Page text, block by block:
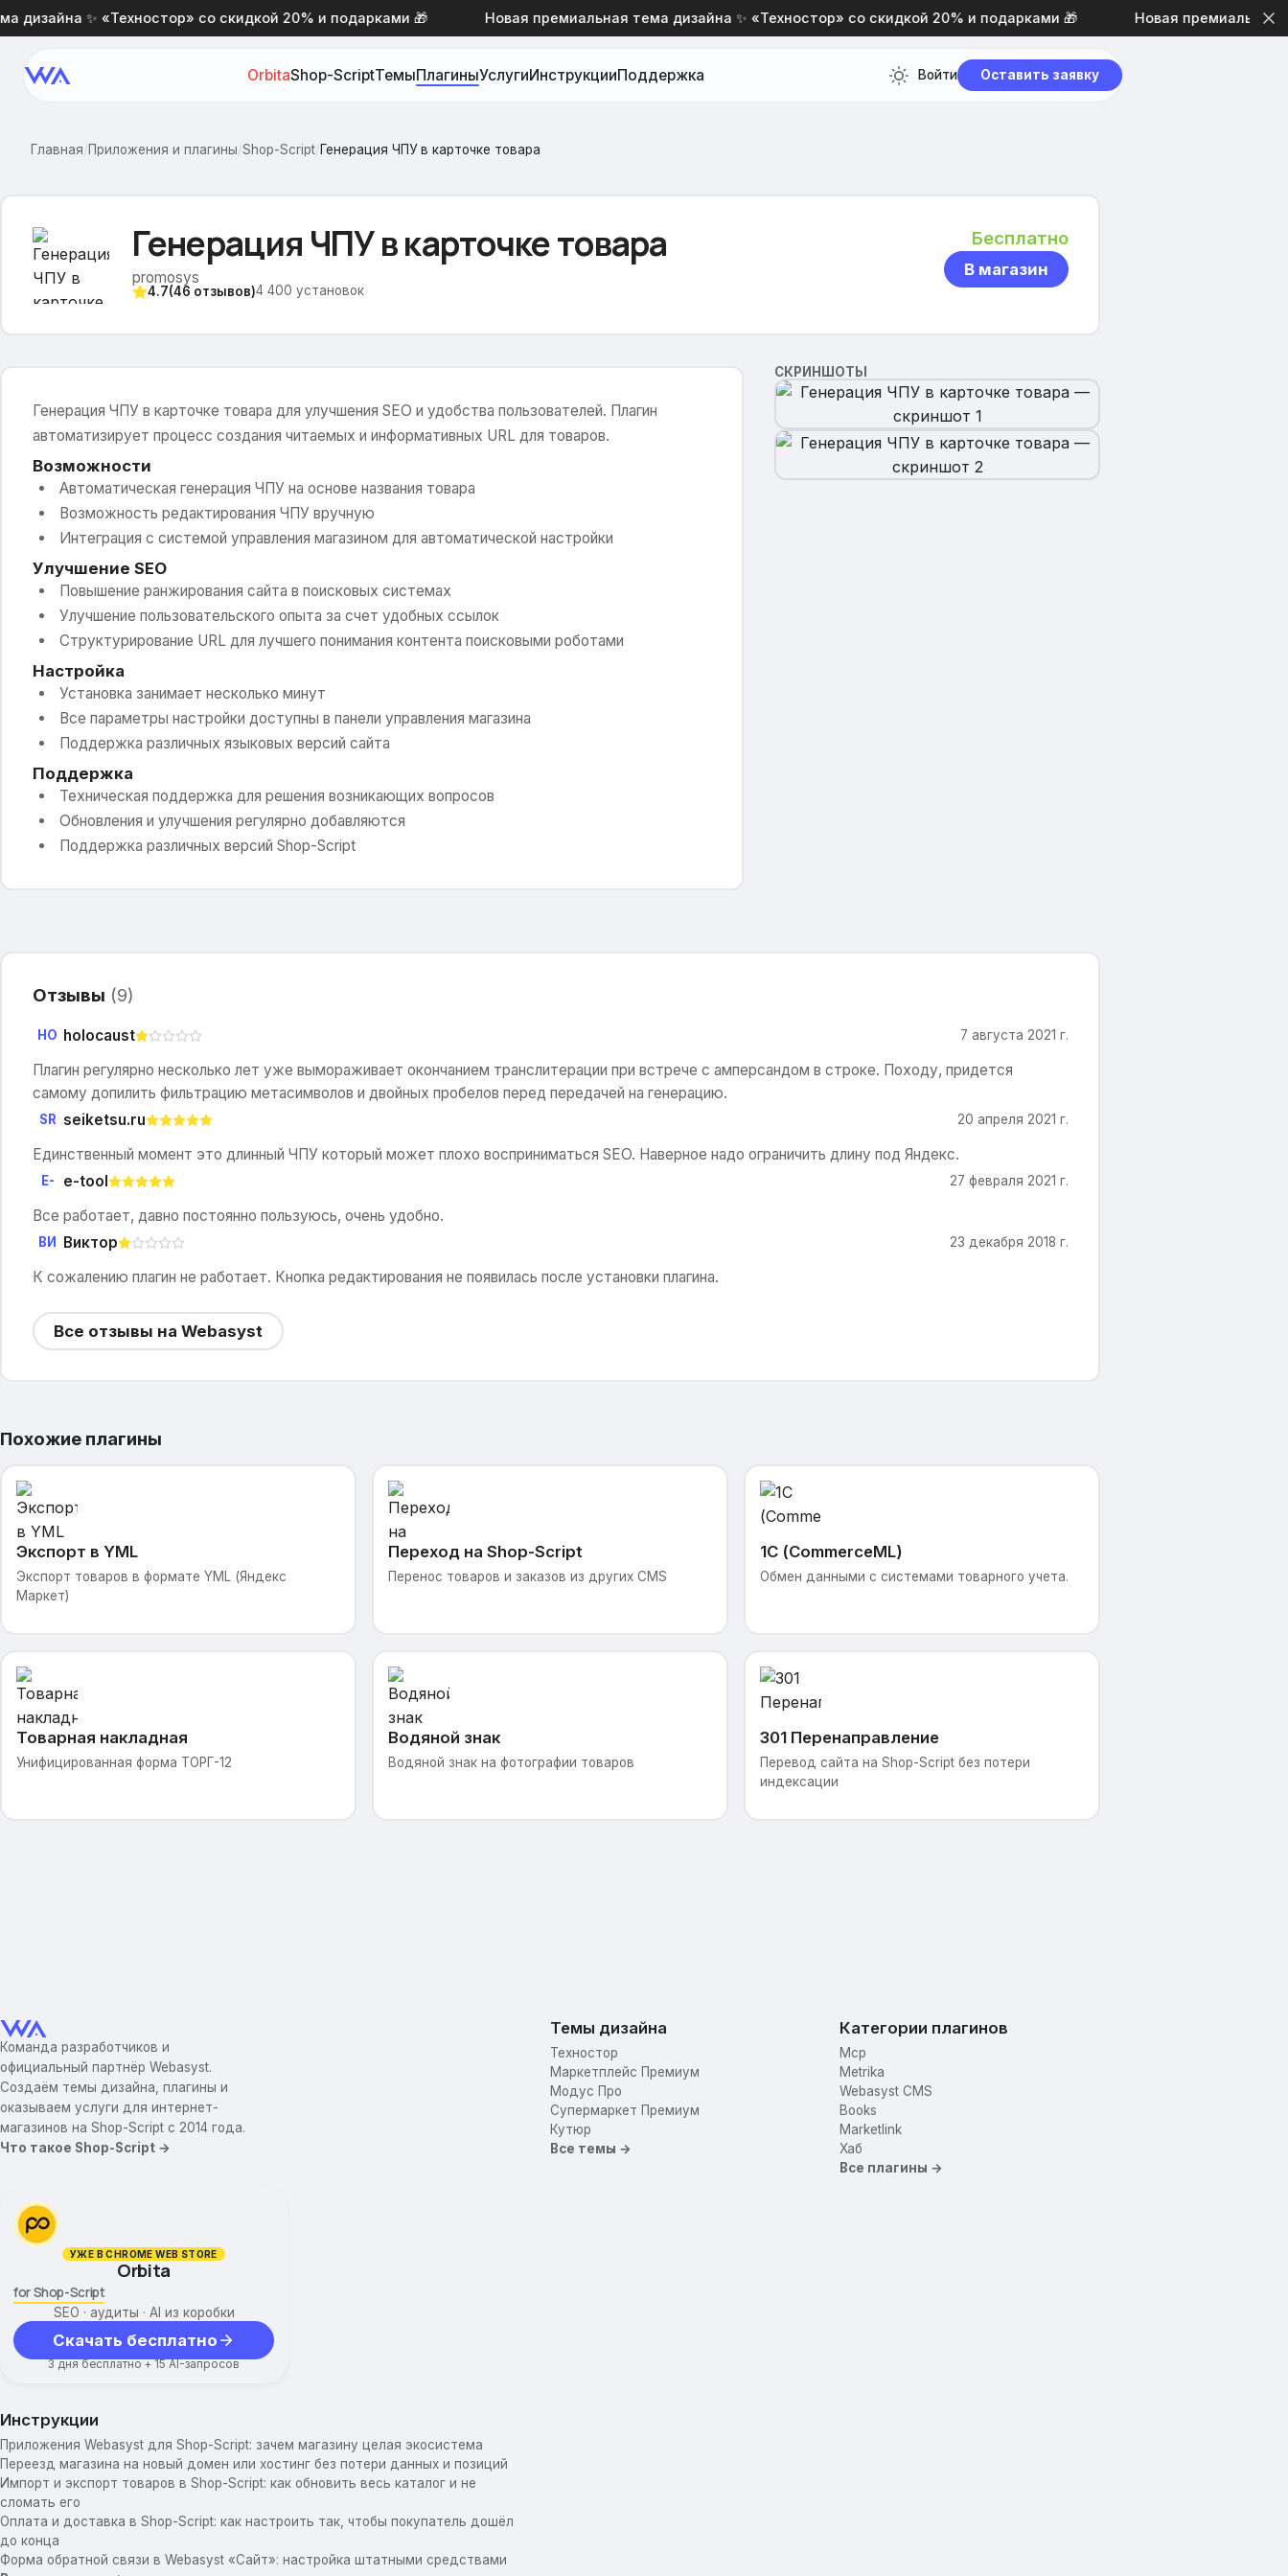
✨ «Техностор» со скидкой 20% и подарками 🎁 Новая премиальная тема дизайна ✨ «Техностор» со скидкой 20% и подарками 🎁 Новая премиальная
OrbitaShop-ScriptТемыПлагиныУслугиИнструкцииПоддержка Войти Оставить заявку
Главная/Приложения и плагины/Shop-Script/Генерация ЧПУ в карточке товара
Генерация ЧПУ в карточке товара
promosys
4.7(46 отзывов)4 400 установок
Бесплатно
В магазин
Генерация ЧПУ в карточке товара для улучшения SEO и удобства пользователей. Плагин
автоматизирует процесс создания читаемых и информативных URL для товаров.
Возможности
Автоматическая генерация ЧПУ на основе названия товара
Возможность редактирования ЧПУ вручную
Интеграция с системой управления магазином для автоматической настройки
Улучшение SEO
Повышение ранжирования сайта в поисковых системах
Улучшение пользовательского опыта за счет удобных ссылок
Структурирование URL для лучшего понимания контента поисковыми роботами
Настройка
Установка занимает несколько минут
Все параметры настройки доступны в панели управления магазина
Поддержка различных языковых версий сайта
Поддержка
Техническая поддержка для решения возникающих вопросов
Обновления и улучшения регулярно добавляются
Поддержка различных версий Shop-Script
СКРИНШОТЫ
Отзывы (9)
HO holocaust 7 августа 2021 г.
Плагин регулярно несколько лет уже вымораживает окончанием транслитерации при встрече с амперсандом в строке. Походу, придется
самому допилить фильтрацию метасимволов и двойных пробелов перед передачей на генерацию.
SR seiketsu.ru 20 апреля 2021 г.
Единственный момент это длинный ЧПУ который может плохо восприниматься SEO. Наверное надо ограничить длину под Яндекс.
E- e-tool 27 февраля 2021 г.
Все работает, давно постоянно пользуюсь, очень удобно.
ВИ Виктор 23 декабря 2018 г.
К сожалению плагин не работает. Кнопка редактирования не появилась после установки плагина.
Все отзывы на Webasyst
Похожие плагины
Экспорт в YML
Экспорт товаров в формате YML (Яндекс
Маркет)
Переход на Shop-Script
Перенос товаров и заказов из других CMS
1С (CommerceML)
Обмен данными с системами товарного учета.
Товарная накладная
Унифицированная форма ТОРГ-12
Водяной знак
Водяной знак на фотографии товаров
301 Перенаправление
Перевод сайта на Shop-Script без потери
индексации
Команда разработчиков и
официальный партнёр Webasyst.
Создаём темы дизайна, плагины и
оказываем услуги для интернет-
магазинов на Shop-Script с 2014 года.
Что такое Shop-Script →
УЖЕ В CHROME WEB STORE
Orbita
for Shop-Script
SEO · аудиты · AI из коробки
Скачать бесплатно
3 дня бесплатно + 15 AI-запросов
Темы дизайна
Техностор
Маркетплейс Премиум
Модус Про
Супермаркет Премиум
Кутюр
Все темы →
Категории плагинов
Mcp
Metrika
Webasyst CMS
Books
Marketlink
Хаб
Все плагины →
Инструкции
Приложения Webasyst для Shop-Script: зачем магазину целая экосистема
Переезд магазина на новый домен или хостинг без потери данных и позиций
Импорт и экспорт товаров в Shop-Script: как обновить весь каталог и не
сломать его
Оплата и доставка в Shop-Script: как настроить так, чтобы покупатель дошёл
до конца
Форма обратной связи в Webasyst «Сайт»: настройка штатными средствами